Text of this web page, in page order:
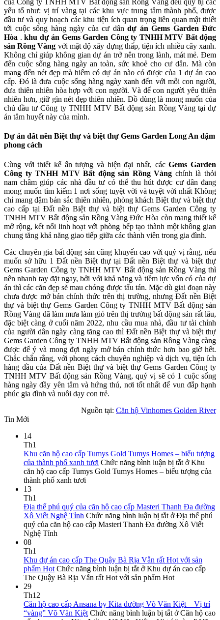
của Công ty TNHH MTV Bất động sản Rồng Vàng đều quy tụ các
yếu tố như: vị trí vàng tại các khu vực trung tâm thành phố, được
đầu tư và quy hoạch các khu tiện ích quan trọng liên quan mật thiết
tới cuộc sống hàng ngày của cư dân dự án Gems Garden Đức
Hòa . khu dự án Gems Garden Công ty TNHH MTV Bất động
sản Rồng Vàng với mật độ xây dựng thấp, tiện ích nhiều cây xanh.
Không chỉ giúp không gian dự án trở nên trong lành, mát mẻ. Đem
đến cuộc sống hàng ngày an toàn, sức khoẻ cho cư dân. Mà còn
mang đến nét đẹp mà hiếm có dự án nào có được của 1 dự án cao
cấp. Đó là đưa cuộc sống hàng ngày xanh đến với mỗi con người,
đưa thiên nhiên hòa hợp với con người. Và để con người yêu thiên
nhiên hơn, giữ gìn nét đẹp thiên nhiên. Đồ dùng là mong muốn của
chủ đầu tư Công ty TNHH MTV Bất động sản Rồng Vàng tại dự
án tâm huyết này của mình.
Dự án đất nền Biệt thự và biệt thự Gems Garden Long An đậm
phong cách
Cùng với thiết kế ấn tượng và hiện đại nhất, cácGems Garden
Công ty TNHH MTV Bất động sản Rồng Vàng chính là thỏi
nam châm giúp các nhà đầu tư có thể thu hút được cư dân đang
mong muốn tìm kiếm 1 nơi sống tuyệt vời và tuyệt vời nhất Không
chỉ mang đậm bản sắc thiên nhiên, phòng khách Biệt thự và biệt thự
cao cấp tại Đất nền Biệt thự và biệt thự Gems Garden Công ty
TNHH MTV Bất động sản Rồng Vàng Đức Hòa còn mang thiết kế
mở rộng, kết nối linh hoạt với phòng bếp tạo thành một không gian
chung tăng khả năng giao tiếp giữa các thành viên trong gia đình.
Các chuyên gia bất động sản cũng khuyến cao với quý vị rằng, nếu
muốn sở hữu 1 Đất nền Biệt thự tại Đất nền Biệt thự và biệt thự
Gems Garden Công ty TNHH MTV Bất động sản Rồng Vàng thì
nên nhanh tay đặt ngay, bởi với khả năng và tiềm lực vốn có của dự
án thì các căn đẹp sẽ mau chóng được tẩu tán. Mặc dù giai đoạn này
chưa được mở bán chính thức trên thị trường, nhưng Đất nền Biệt
thự và biệt thự Gems Garden Công ty TNHH MTV Bất động sản
Rồng Vàng đã làm mưa làm gió trên thị trường bất động sản rất lâu,
đặc biệt càng ở cuối năm 2022, nhu cầu mua nhà, đầu tư tài chính
của người dân ngày càng tăng cao thì Đất nền Biệt thự và biệt thự
Gems Garden Công ty TNHH MTV Bất động sản Rồng Vàng càng
được để ý và mong đợi ngày mở bán chính thức hơn bao giờ hết.
Chắc chắn rằng, với phong cách chuyên nghiệp và dịch vụ, tiện ích
hàng đầu của Đất nền Biệt thự và biệt thự Gems Garden Công ty
TNHH MTV Bất động sản Rồng Vàng, quý vị sẽ có 1 cuộc sống
hàng ngày đầy yên tâm và hứng thú, nơi tốt nhất để vun đắp hạnh
phúc gia đình và nuôi dạy con trẻ.
Nguồn tại: Căn hộ Vinhomes Golden River
Tin Mới
14
Th1
Khu căn hộ cao cấp Tumys Gold Tumys Homes – biểu tượng
của thành phố xanh tươi Chức năng bình luận bị tắt ở Khu
căn hộ cao cấp Tumys Gold Tumys Homes – biểu tượng của
thành phố xanh tươi
13
Th1
Địa thế phú quý của căn hộ cao cấp Masteri Thanh Đa đường
Xô Viết Nghệ Tỉnh Chức năng bình luận bị tắt ở Địa thế phú
quý của căn hộ cao cấp Masteri Thanh Đa đường Xô Viết
Nghệ Tỉnh
08
Th1
Khu dự án cao cấp The Quậy Bà Rịa Vẫn rất Hot với sản
phẩm Hot Chức năng bình luận bị tắt ở Khu dự án cao cấp
The Quậy Bà Rịa Vẫn rất Hot với sản phẩm Hot
29
Th12
Căn hộ cao cấp Ansana by Kita đường Võ Văn Kiệt – Vị trí
“vàng” Võ Văn Kiệt Chức năng bình luận bị tắt ở Căn hộ cao